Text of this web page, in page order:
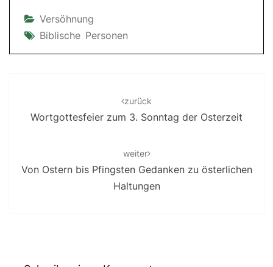
Versöhnung
Biblische Personen
zurück
Wortgottesfeier zum 3. Sonntag der Osterzeit
weiter
Von Ostern bis Pfingsten Gedanken zu österlichen
Haltungen